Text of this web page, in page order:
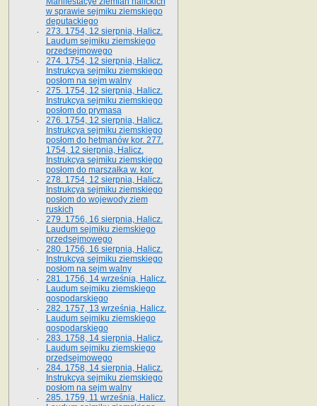
w sprawie sejmiku ziemskiego
deputackiego
273. 1754, 12 sierpnia, Halicz.
Laudum sejmiku ziemskiego
przedsejmowego
274. 1754, 12 sierpnia, Halicz.
Instrukcya sejmiku ziemskiego
posłom na sejm walny
275. 1754, 12 sierpnia, Halicz.
Instrukcya sejmiku ziemskiego
posłom do prymasa
276. 1754, 12 sierpnia, Halicz.
Instrukcya sejmiku ziemskiego
posłom do hetmanów kor. 277.
1754, 12 sierpnia, Halicz.
Instrukcya sejmiku ziemskiego
posłom do marszałka w. kor.
278. 1754, 12 sierpnia, Halicz.
Instrukcya sejmiku ziemskiego
posłom do wojewody ziem
ruskich
279. 1756, 16 sierpnia, Halicz.
Laudum sejmiku ziemskiego
przedsejmowego
280. 1756, 16 sierpnia, Halicz.
Instrukcya sejmiku ziemskiego
posłom na sejm walny
281. 1756, 14 września, Halicz.
Laudum sejmiku ziemskiego
gospodarskiego
282. 1757, 13 września, Halicz.
Laudum sejmiku ziemskiego
gospodarskiego
283. 1758, 14 sierpnia, Halicz.
Laudum sejmiku ziemskiego
przedsejmowego
284. 1758, 14 sierpnia, Halicz.
Instrukcya sejmiku ziemskiego
posłom na sejm walny
285. 1759, 11 września, Halicz.